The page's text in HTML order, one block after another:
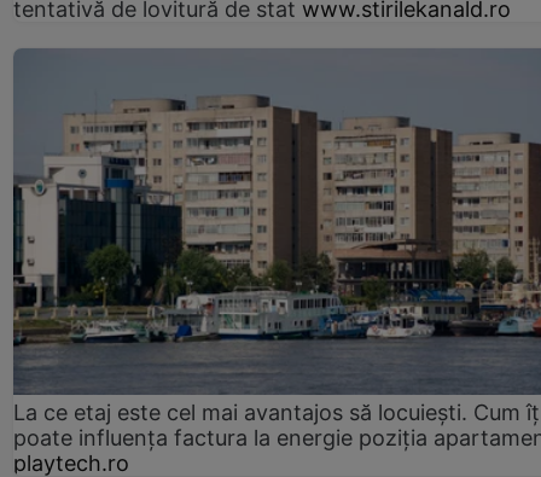
tentativă de lovitură de stat www.stirilekanald.ro
La ce etaj este cel mai avantajos să locuiești. Cum
poate influența factura la energie poziția
playtech.ro